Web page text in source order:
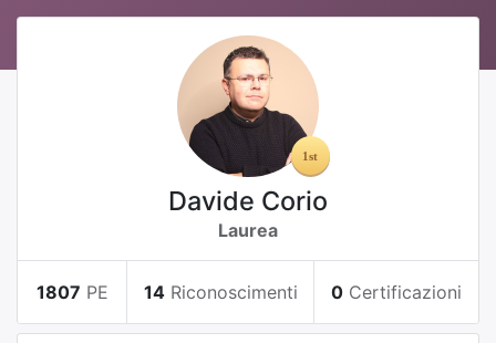
Davide Corio
Laurea
1807 PE 14 Riconoscimenti 0 Certificazioni